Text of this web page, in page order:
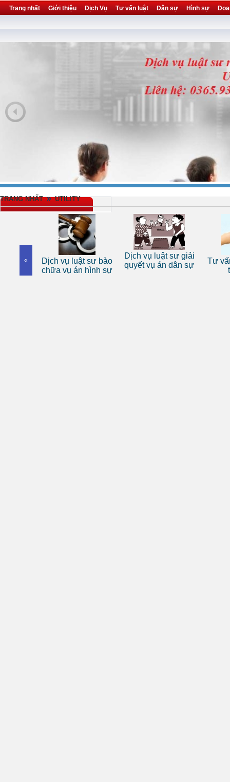
Trang nhất Giới thiệu Dịch Vụ Tư vấn luật Dân sự Hình sự
TRANG NHẤT » UTILITY
«
Dịch vụ luật sư bào
chữa vụ án hình sự
Dịch vụ luật sư giải
quyết vụ án dân sự
Tư